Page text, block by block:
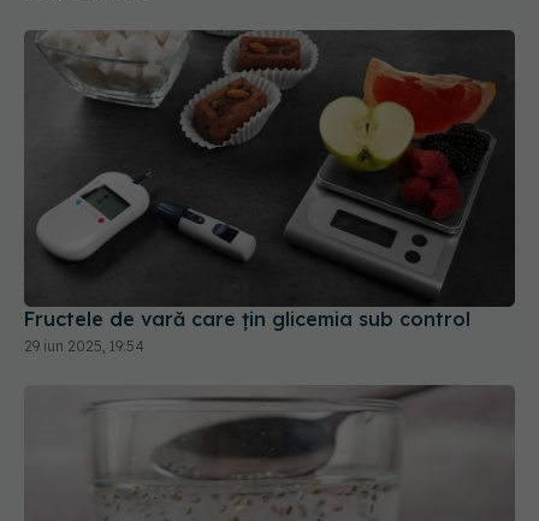
Fructele de vară care țin glicemia sub control
29 iun 2025, 19:54